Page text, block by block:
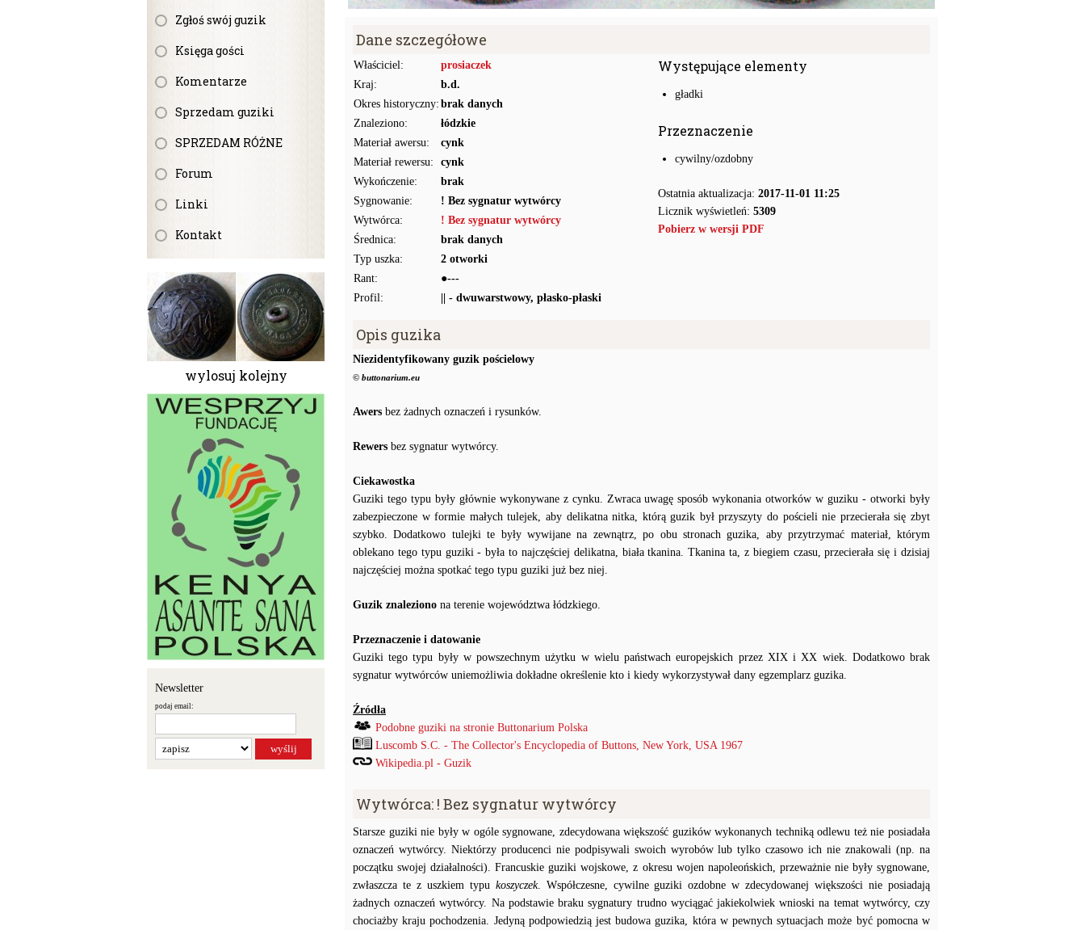
Zgłoś swój guzik
Księga gości
Komentarze
Sprzedam guziki
SPRZEDAM RÓŻNE
Forum
Linki
Kontakt
wylosuj kolejny
Newsletter
podaj email:
Dane szczegółowe
Właściciel:
prosiaczek
Kraj:
b.d.
Okres historyczny: brak danych
Znaleziono:
łódzkie
Materiał awersu:
cynk
Materiał rewersu:
cynk
Wykończenie:
brak
Sygnowanie:
! Bez sygnatur wytwórcy
Wytwórca:
! Bez sygnatur wytwórcy
Średnica:
brak danych
Typ uszka:
2 otworki
Rant:
●---
Profil:
|| - dwuwarstwowy, płasko-płaski
Występujące elementy
gładki
Przeznaczenie
cywilny/ozdobny
Ostatnia aktualizacja: 2017-11-01 11:25
Licznik wyświetleń: 5309
Pobierz w wersji PDF
Opis guzika
Niezidentyfikowany guzik pościelowy
© buttonarium.eu
Awers bez żadnych oznaczeń i rysunków.
Rewers bez sygnatur wytwórcy.
Ciekawostka
Guziki tego typu były głównie wykonywane z cynku. Zwraca uwagę sposób wykonania otworków w guziku - otworki były
zabezpieczone w formie małych tulejek, aby delikatna nitka, którą guzik był przyszyty do pościeli nie przecierała się zbyt
szybko. Dodatkowo tulejki te były wywijane na zewnątrz, po obu stronach guzika, aby przytrzymać materiał, którym
oblekano tego typu guziki - była to najczęściej delikatna, biała tkanina. Tkanina ta, z biegiem czasu, przecierała się i dzisiaj
najczęściej można spotkać tego typu guziki już bez niej.
Guzik znaleziono na terenie województwa łódzkiego.
Przeznaczenie i datowanie
Guziki tego typu były w powszechnym użytku w wielu państwach europejskich przez XIX i XX wiek. Dodatkowo brak
sygnatur wytwórców uniemożliwia dokładne określenie kto i kiedy wykorzystywał dany egzemplarz guzika.
Źródła
Podobne guziki na stronie Buttonarium Polska
Luscomb S.C. - The Collector's Encyclopedia of Buttons, New York, USA 1967
Wikipedia.pl - Guzik
Wytwórca: ! Bez sygnatur wytwórcy
Starsze guziki nie były w ogóle sygnowane, zdecydowana większość guzików wykonanych techniką odlewu też nie posiadała
oznaczeń wytwórcy. Niektórzy producenci nie podpisywali swoich wyrobów lub tylko czasowo ich nie znakowali (np. na
początku swojej działalności). Francuskie guziki wojskowe, z okresu wojen napoleońskich, przeważnie nie były sygnowane,
zwłaszcza te z uszkiem typu koszyczek. Współczesne, cywilne guziki ozdobne w zdecydowanej większości nie posiadają
żadnych oznaczeń wytwórcy. Na podstawie braku sygnatury trudno wyciągać jakiekolwiek wnioski na temat wytwórcy, czy
chociażby kraju pochodzenia. Jedyną podpowiedzią jest budowa guzika, która w pewnych sytuacjach może być pomocna w